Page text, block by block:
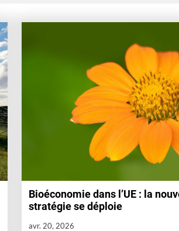
Bioéconomie dans l’UE : la
stratégie se déploie
avr. 20, 2026